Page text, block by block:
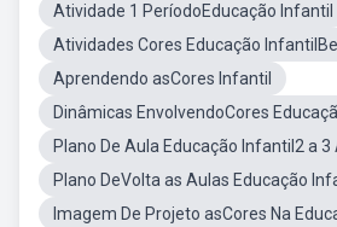
Atividade 1 PeríodoEducação Infantil
Atividades Cores Educação
Aprendendo asCores Infantil
Dinâmicas EnvolvendoCores
Plano De Aula Educação Infantil2 a 3
Plano DeVolta as Aulas Educação
Imagem De Projeto asCores Na